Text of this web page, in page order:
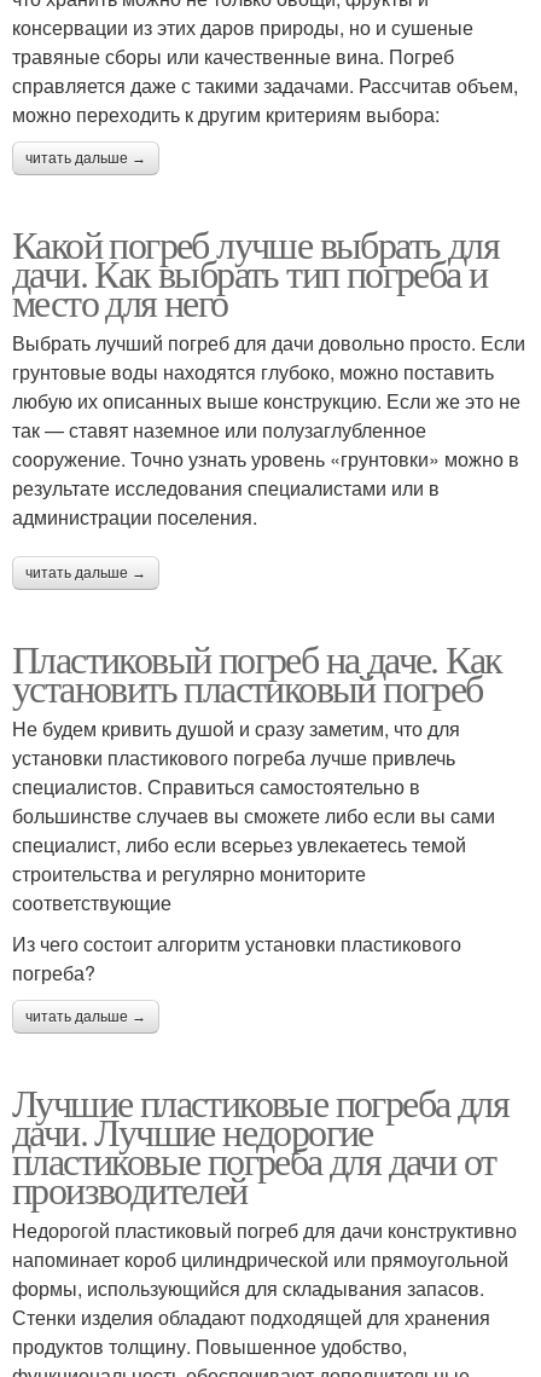
консервации из этих даров природы, но и сушеные
травяные сборы или качественные вина. Погреб
справляется даже с такими задачами. Рассчитав объем,
можно переходить к другим критериям выбора:
читать дальше →
Какой погреб лучше выбрать для
дачи. Как выбрать тип погреба и
место для него
Выбрать лучший погреб для дачи довольно просто. Если
грунтовые воды находятся глубоко, можно поставить
любую их описанных выше конструкцию. Если же это не
так — ставят наземное или полузаглубленное
сооружение. Точно узнать уровень «грунтовки» можно в
результате исследования специалистами или в
администрации поселения.
читать дальше →
Пластиковый погреб на даче. Как
установить пластиковый погреб
Не будем кривить душой и сразу заметим, что для
установки пластикового погреба лучше привлечь
специалистов. Справиться самостоятельно в
большинстве случаев вы сможете либо если вы сами
специалист, либо если всерьез увлекаетесь темой
строительства и регулярно мониторите
соответствующие
Из чего состоит алгоритм установки пластикового
погреба?
читать дальше →
Лучшие пластиковые погреба для
дачи. Лучшие недорогие
пластиковые погреба для дачи от
производителей
Недорогой пластиковый погреб для дачи конструктивно
напоминает короб цилиндрической или прямоугольной
формы, использующийся для складывания запасов.
Стенки изделия обладают подходящей для хранения
продуктов толщину. Повышенное удобство,